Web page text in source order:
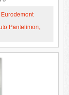
Pantelimon,